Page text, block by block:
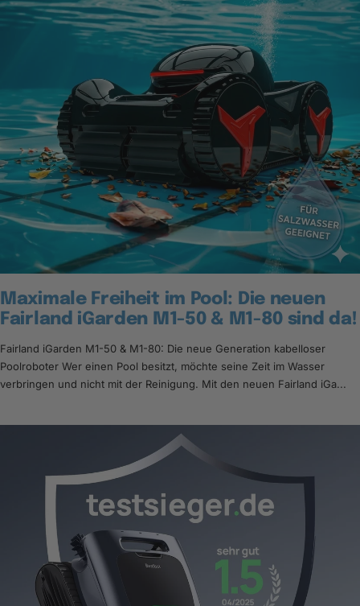
Maximale Freiheit im Pool: Die neuen
Fairland iGarden M1-50 & M1-80 sind da!
Fairland iGarden M1-50 & M1-80: Die neue Generation kabelloser
Poolroboter Wer einen Pool besitzt, möchte seine Zeit im Wasser
verbringen und nicht mit der Reinigung. Mit den neuen Fairland iGa...